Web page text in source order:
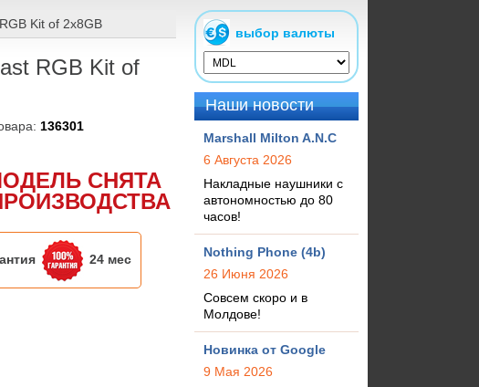
Kit of 2x8GB
RGB Kit of
136301
СНЯТА
24 мес
выбор валюты
Наши новости
Marshall Milton A.N.C
6 Августа 2026
Накладные наушники с
автономностью до 80
часов!
Nothing Phone (4b)
26 Июня 2026
Совсем скоро и в
Молдове!
Новинка от Google
9 Мая 2026